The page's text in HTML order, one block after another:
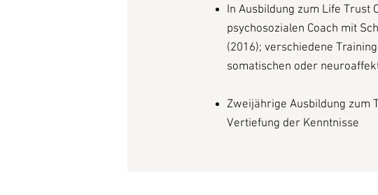
In Ausbildung zum Life Trust
psychosozialen Coach mit
(2016); verschiedene
somatischen oder
Zweijährige Ausbildung zum
Vertiefung der Kenntnisse